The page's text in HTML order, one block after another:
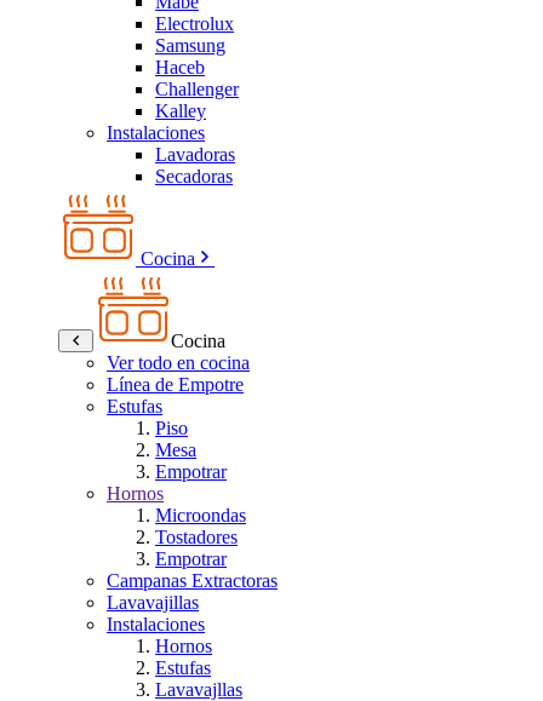
Electrolux
Samsung
Haceb
Challenger
Kalley
Instalaciones
Lavadoras
Secadoras
Cocina
Cocina
Ver todo en cocina
Línea de Empotre
Estufas
Piso
Mesa
Empotrar
Hornos
Microondas
Tostadores
Empotrar
Campanas Extractoras
Lavavajillas
Instalaciones
Hornos
Estufas
Lavavajllas